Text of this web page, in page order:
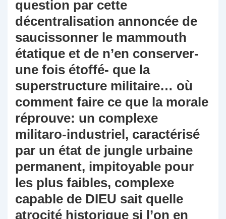
question par cette
décentralisation annoncée de
saucissonner le mammouth
étatique et de n’en conserver-
une fois étoffé- que la
superstructure militaire… où
comment faire ce que la morale
réprouve: un complexe
militaro-industriel, caractérisé
par un état de jungle urbaine
permanent, impitoyable pour
les plus faibles, complexe
capable de DIEU sait quelle
atrocité historique si l’on en